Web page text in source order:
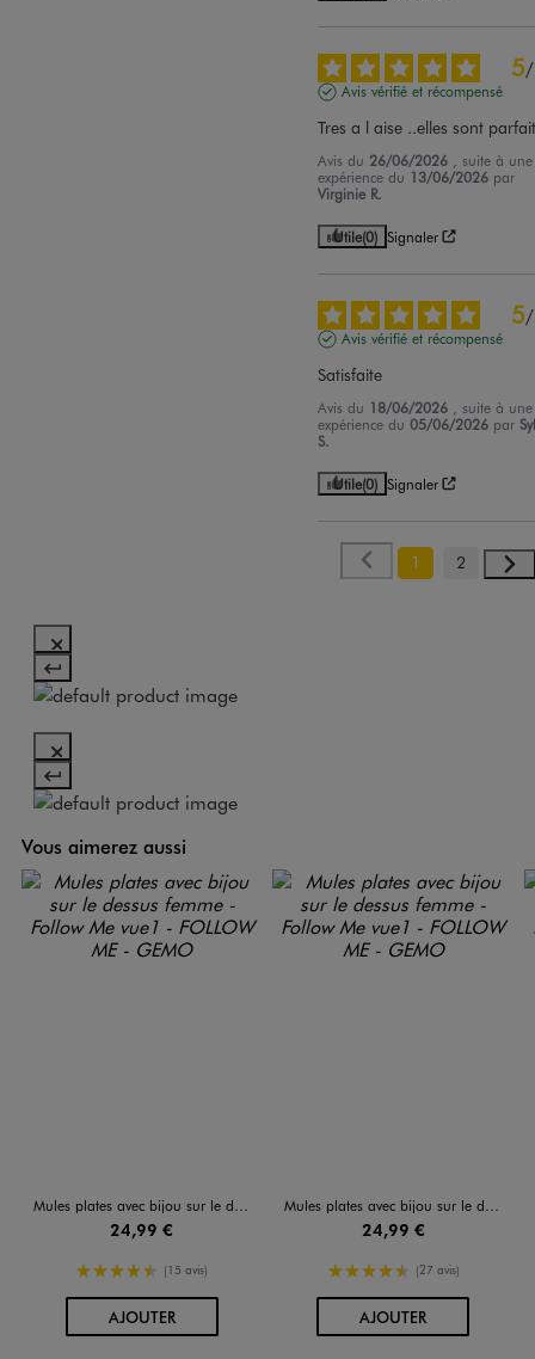
5/
Avis vérifié et récompensé
Tres a l aise ..elles sont
Avis du 26/06/2026
, suite à une
expérience du 13/06/2026 par
Virginie R.
Utile(0) Signaler
5/
Avis vérifié et récompensé
Satisfaite
Avis du 18/06/2026
, suite à une
expérience du05/06/2026 par
S.
Utile(0) Signaler
1 2
Vous aimerez aussi
Mules plates avec bijou sur le dessus femme - Follow Me
24,99 €
4.5/5 de moyenne
(15 avis)
AJOUTERAU PANIER
Mules plates avec bijou sur le dessus femme - Follow Me
24,99 €
4.5/5 de moyenne
(27 avis)
AJOUTERAU PANIER